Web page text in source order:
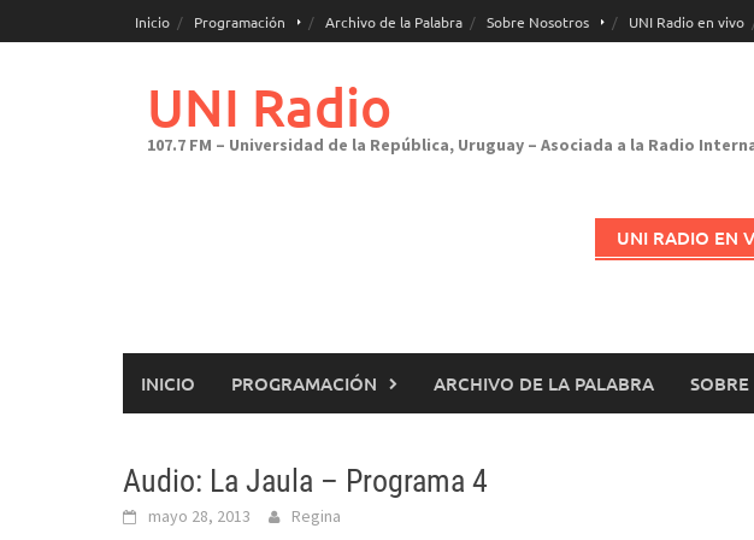
al
Inicio Programación Archivo de la Palabra Sobre Nosotros UNI Radio en vivo
UNI Radio
107.7 FM – Universidad de la República, Uruguay – Asociada a la Radio
UNI RADIO EN
INICIO PROGRAMACIÓN ARCHIVO DE LA PALABRA
Audio: La Jaula – Programa 4
mayo 28, 2013 Regina